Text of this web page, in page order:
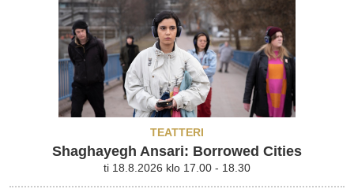
TEATTERI
Shaghayegh Ansari: Borrowed Cities
ti 18.8.2026 klo 17.00 - 18.30